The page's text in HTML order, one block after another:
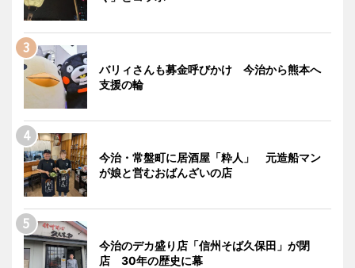
バリィさんも募金呼びかけ 今治から熊本へ
支援の輪
今治・常盤町に居酒屋「粋人」 元造船マン
が娘と営むおばんざいの店
今治のデカ盛り店「信州そば久保田」が閉
店 30年の歴史に幕